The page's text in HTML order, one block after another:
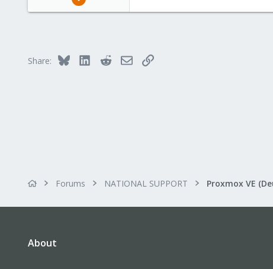
Share: Bluesky LinkedInRedditEmailLink
Forums NATIONAL SUPPORT Proxmox VE
About